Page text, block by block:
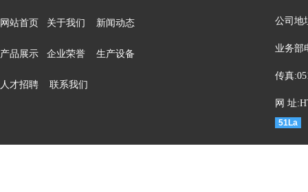
网站首页 关于我们 新闻动态
产品展示 企业荣誉 生产设备
人才招聘 联系我们
公司地
业务部
传真
网 址
51La